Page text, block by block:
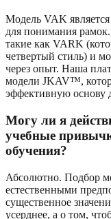
Модель VAK
для понимания
такие как VARK
четвертый стиль) и
через опыт. Наша
модели JKAV™,
эффективную основу
Могу ли я
учебные
обучения?
Абсолютно. Подбор
естественными
существенное
усерднее, а о том,